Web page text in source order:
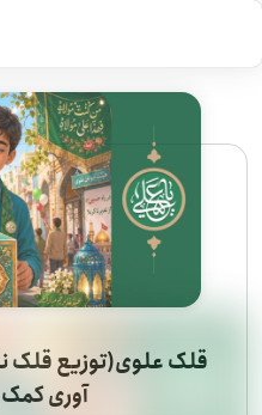
قلک علوی(توزیع قلک
آوری